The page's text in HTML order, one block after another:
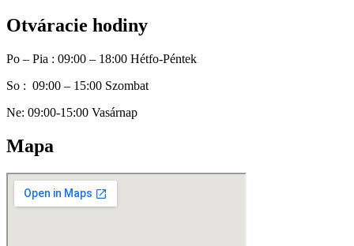
Otváracie hodiny
Po – Pia : 09:00 – 18:00 Hétfo-Péntek
So : 09:00 – 15:00 Szombat
Ne: 09:00-15:00 Vasárnap
Mapa